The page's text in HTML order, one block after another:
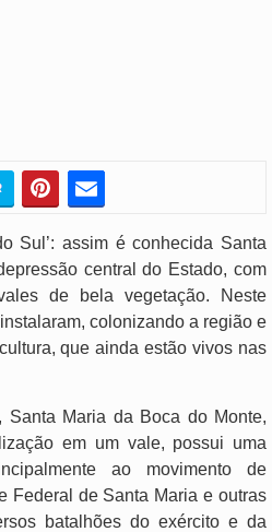
Sul’: assim é conhecida Santa
central do Estado, com
de bela vegetação. Neste
colonizando a região e
que ainda estão vivos nas
Maria da Boca do Monte,
em um vale, possui uma
ao movimento de
Federal de Santa Maria e outras
batalhões do exército e da